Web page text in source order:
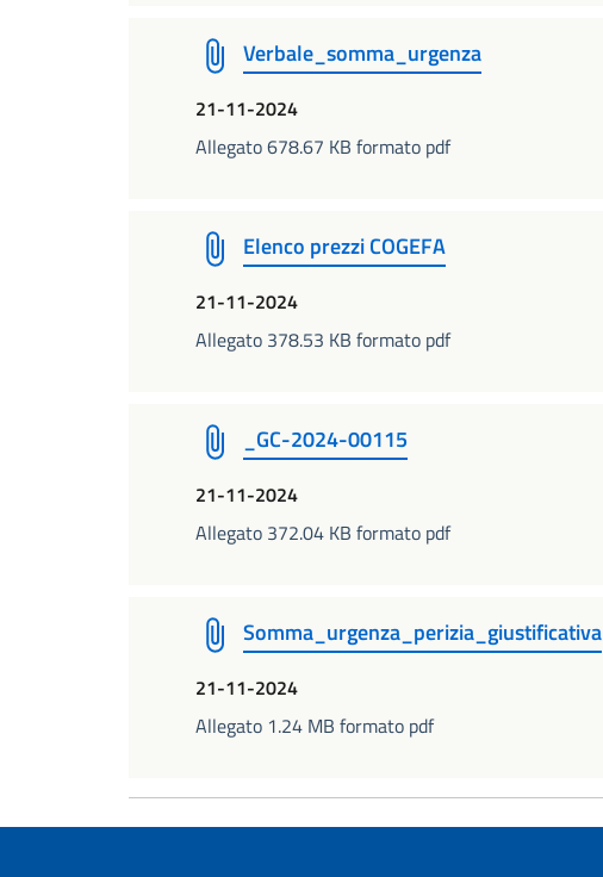
Verbale_somma_urgenza
21-11-2024
Allegato 678.67 KB formato pdf
Elenco prezzi COGEFA
21-11-2024
Allegato 378.53 KB formato pdf
_GC-2024-00115
21-11-2024
Allegato 372.04 KB formato pdf
Somma_urgenza_perizia_giustificativa
21-11-2024
Allegato 1.24 MB formato pdf